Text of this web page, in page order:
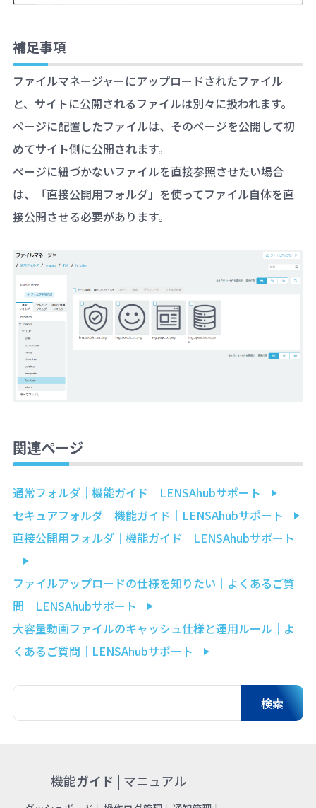
補足事項
ファイルマネージャーにアップロードされたファイル
と、サイトに公開されるファイルは別々に扱われます。
ページに配置したファイルは、そのページを公開して初
めてサイト側に公開されます。
ページに紐づかないファイルを直接参照させたい場合
は、「直接公開用フォルダ」を使ってファイル自体を直
接公開させる必要があります。
関連ページ
通常フォルダ｜機能ガイド｜LENSAhubサポート
セキュアフォルダ｜機能ガイド｜LENSAhubサポート
直接公開用フォルダ｜機能ガイド｜LENSAhubサポート
ファイルアップロードの仕様を知りたい｜よくあるご質
問｜LENSAhubサポート
大容量動画ファイルのキャッシュ仕様と運用ルール｜よ
くあるご質問｜LENSAhubサポート
機能ガイド | マニュアル